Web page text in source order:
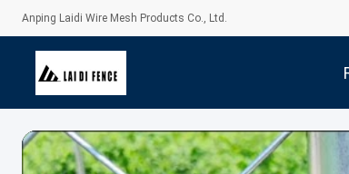
Anping Laidi Wire Mesh Products Co., Ltd.